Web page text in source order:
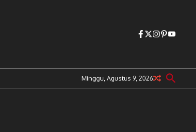
Minggu, Agustus 9, 2026